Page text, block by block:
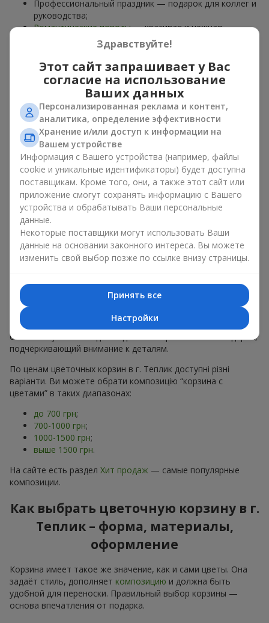
Профессиональный праздник — подарок для коллег и
руководства;
Романтические поводы— красивая и нежная
Корпоративные события— подарок деловому
партнёру.
Цветочная корзина — универсальный подарок для любого
возраста. Стильные ручные композиции позволяют
передать любые эмоции: благодарность, восхищение,
поддержку,любовь
Виды цветочных корзин в г.
Теплик: классика, романтика,
минимализм
Ассортимент цветочных корзин наflowers.uaвключает
варианты на любой вкус:
Классические композиции— сочетанияроз, лилий,
хризантемв строгих формах;
Минималистичные решения— натуральные формы,
акцент на цвет или текстуру.
Есть также
VIP-композиции— роскошные корзины для
особых случаев. Каждое изделие — оригинальный подарок,
подчёркивающий внимание к деталям.
По ценам цветочных корзин в г. Теплик доступні різні
варіанти. Ви можете обрати композицію “корзина с
цветами” в таких диапазонах:
до 700 грн;
700-1000 грн;
1000-1500 грн;
выше 1500 грн.
На сайте есть раздел Хит продаж — самые популярные
композиции.
Как выбрать цветочную корзину в г.
Теплик – форма, материалы,
оформление
Корзина имеет такое же значение, как и сами цветы. Она
задаёт стиль, дополняет композицию и должна быть
удобной для переноски. Правильный выбор корзины —
основа впечатления от подарка.
Здравствуйте!
Этот сайт запрашивает у Вас
согласие на использование
Ваших данных
Персонализированная реклама и контент,
аналитика, определение эффективности
Хранение и/или доступ к информации на
Вашем устройстве
Информация с Вашего устройства (например, файлы
cookie и уникальные идентификаторы) будет доступна
поставщикам. Кроме того, они, а также этот сайт или
приложение смогут сохранять информацию с Вашего
устройства и обрабатывать Ваши персональные
данные.
Некоторые поставщики могут использовать Ваши
данные на основании законного интереса. Вы можете
изменить свой выбор позже по ссылке внизу страницы.
Принять все
Настройки